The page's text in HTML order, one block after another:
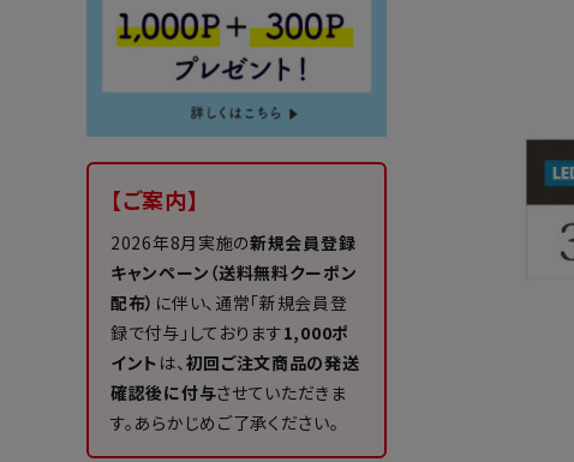
【ご案内】
2026年8月実施の新規会員登録
キャンペーン（送料無料クーポン
配布） に伴い、通常「新規会員登
録で付与」しております1,000ポ
イント は、初回ご注文商品の発送
確認後に付与させていただきま
す。あらかじめご了承ください。